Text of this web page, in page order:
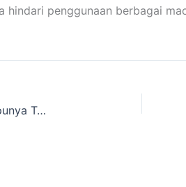
penggunaan berbagai
Anda Mau Mengadakan Kegiatan Wisata Alam Gak punya Tenda untuk Berkemah dan perlengkapan wisata alam lainnya, Cari toko Cakarlangit Outbound Terlengkap